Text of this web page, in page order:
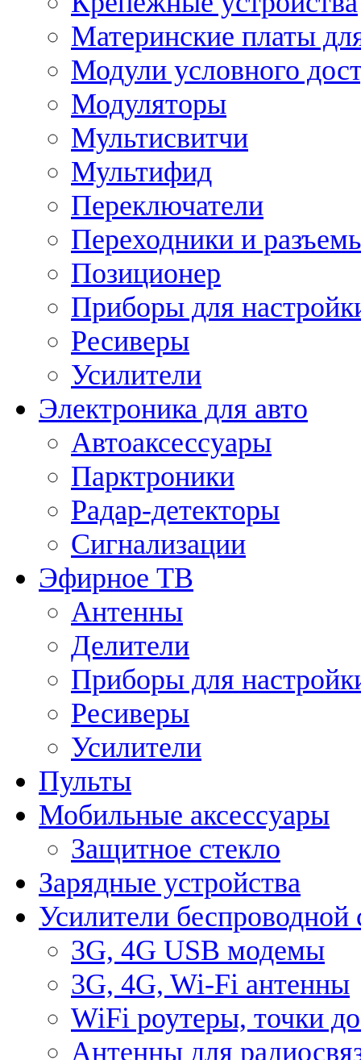
Материнские платы
Модули условного
Модуляторы
Мультисвитчи
Мультифид
Переключатели
Переходники и
Позиционер
Приборы для
Ресиверы
Усилители
Электроника для авто
Автоаксессуары
Парктроники
Радар-детекторы
Сигнализации
Эфирное ТВ
Антенны
Делители
Приборы для
Ресиверы
Усилители
Пульты
Мобильные аксессуары
Защитное стекло
Зарядные устройства
Усилители беспроводной
3G, 4G USB модемы
3G, 4G, Wi-Fi антенны
WiFi роутеры, точки
Антенны для